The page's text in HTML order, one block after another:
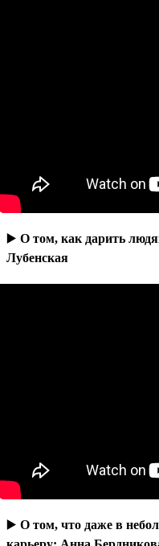
▶️ О том, как дарить
Лубенская
▶️ О том, что даже в